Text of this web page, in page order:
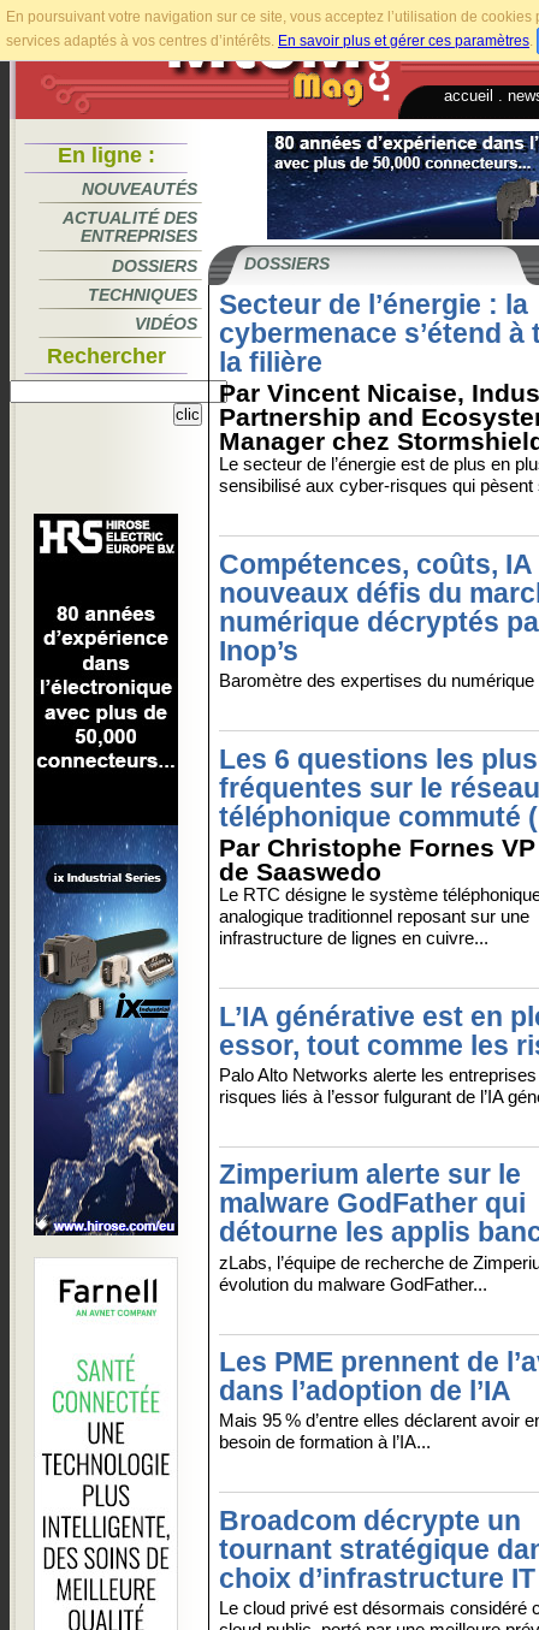
En poursuivant votre navigation sur ce site, vous acceptez l’utilisation de
services adaptés à vos centres d’intérêts. En savoir plus et gérer ces paramètres.
accueil
En ligne :
NOUVEAUTÉS
ACTUALITÉ DES
ENTREPRISES
DOSSIERS
TECHNIQUES
VIDÉOS
Rechercher
DOSSIERS
Secteur de l’énergie : la
cybermenace s’étend à
la filière
Par Vincent Nicaise,
Partnership and
Manager chez
Le secteur de l’énergie est de plus en
sensibilisé aux cyber-risques qui
Compétences, coûts,
nouveaux défis du
numérique décryptés
Inop’s
Baromètre des expertises du numérique
Les 6 questions les plus
fréquentes sur le réseau
téléphonique commuté
Par Christophe Fornes
de Saaswedo
Le RTC désigne le système
analogique traditionnel reposant sur une
infrastructure de lignes en cuivre...
L’IA générative est en
essor, tout comme les
Palo Alto Networks alerte les
risques liés à l’essor fulgurant de l’IA
Zimperium alerte sur le
malware GodFather qui
détourne les applis
zLabs, l’équipe de recherche de
évolution du malware GodFather...
Les PME prennent de
dans l’adoption de l’IA
Mais 95 % d’entre elles déclarent avoir
besoin de formation à l’IA...
Broadcom décrypte un
tournant stratégique
choix d’infrastructure IT
Le cloud privé est désormais considéré